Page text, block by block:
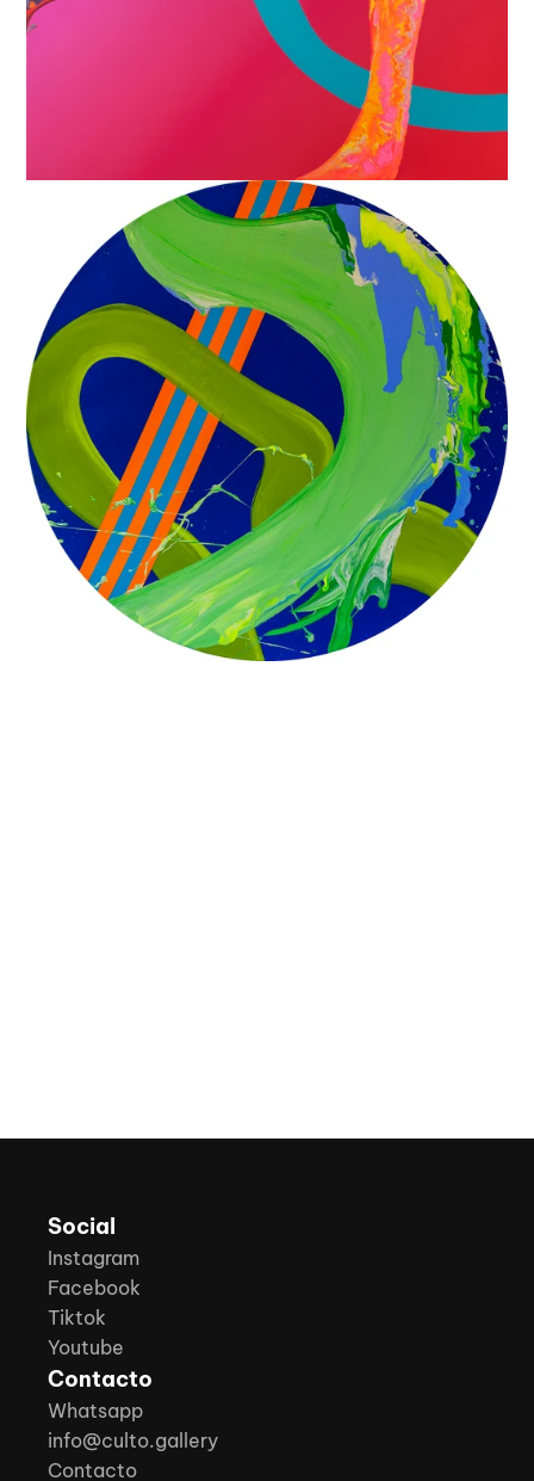
Social
Instagram
Facebook
Tiktok
Youtube
Contacto
Whatsapp
info@culto.gallery
Contacto